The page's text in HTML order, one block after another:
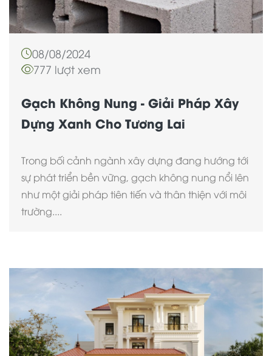
08/08/2024
777 lượt xem
Gạch Không Nung - Giải Pháp Xây
Dựng Xanh Cho Tương Lai
Trong bối cảnh ngành xây dựng đang hướng tới
sự phát triển bền vững, gạch không nung nổi lên
như một giải pháp tiên tiến và thân thiện với môi
trường....